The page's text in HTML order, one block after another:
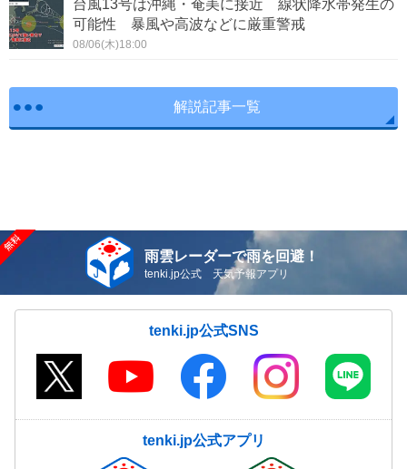
台風13号は沖縄・奄美に接近 線状降水帯発生の
可能性 暴風や高波などに厳重警戒
08/06(木)18:00
解説記事一覧
雨雲レーダーで雨を回避！
tenki.jp公式 天気予報アプリ
tenki.jp公式SNS
tenki.jp公式アプリ